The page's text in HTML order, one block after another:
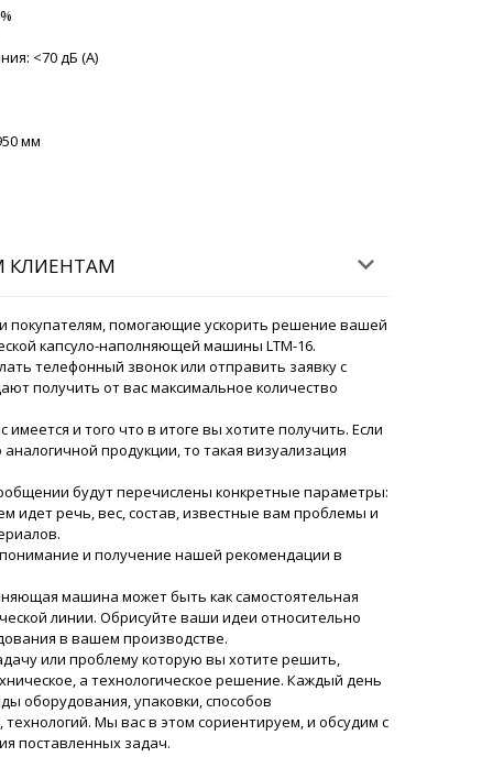
<70 дБ (A)
мм
КЛИЕНТАМ
покупателям, помогающие ускорить решение вашей
капсуло-наполняющей машины LTM-16.
телефонный звонок или отправить заявку с
получить от вас максимальное количество
имеется и того что в итоге вы хотите получить. Если
продукции, то такая визуализация
будут перечислены конкретные параметры:
идет речь, вес, состав, известные вам проблемы и
и получение нашей рекомендации в
машина может быть как самостоятельная
линии. Обрисуйте ваши идеи относительно
в вашем производстве.
или проблему которую вы хотите решить,
а технологическое решение. Каждый день
оборудования, упаковки, способов
Мы вас в этом сориентируем, и обсудим с
поставленных задач.
пластиковых туб HX-9
прибытия в Аргун.
Статус доставки проверили, после
4 штук, уже едут в Михайловск
07/08/2026 06:15
накладной. Груз в пути.
07/08/2026 06:19
до 13:30 получить
в Сунжа ! Прошу
07/08/2026 06:25
Наш менеджер пообщался сейчас со
оборудование доставят в Сунжа по
По получении сообщите пожалуйста.
07/08/2026 06:25
для нанесения пленочного